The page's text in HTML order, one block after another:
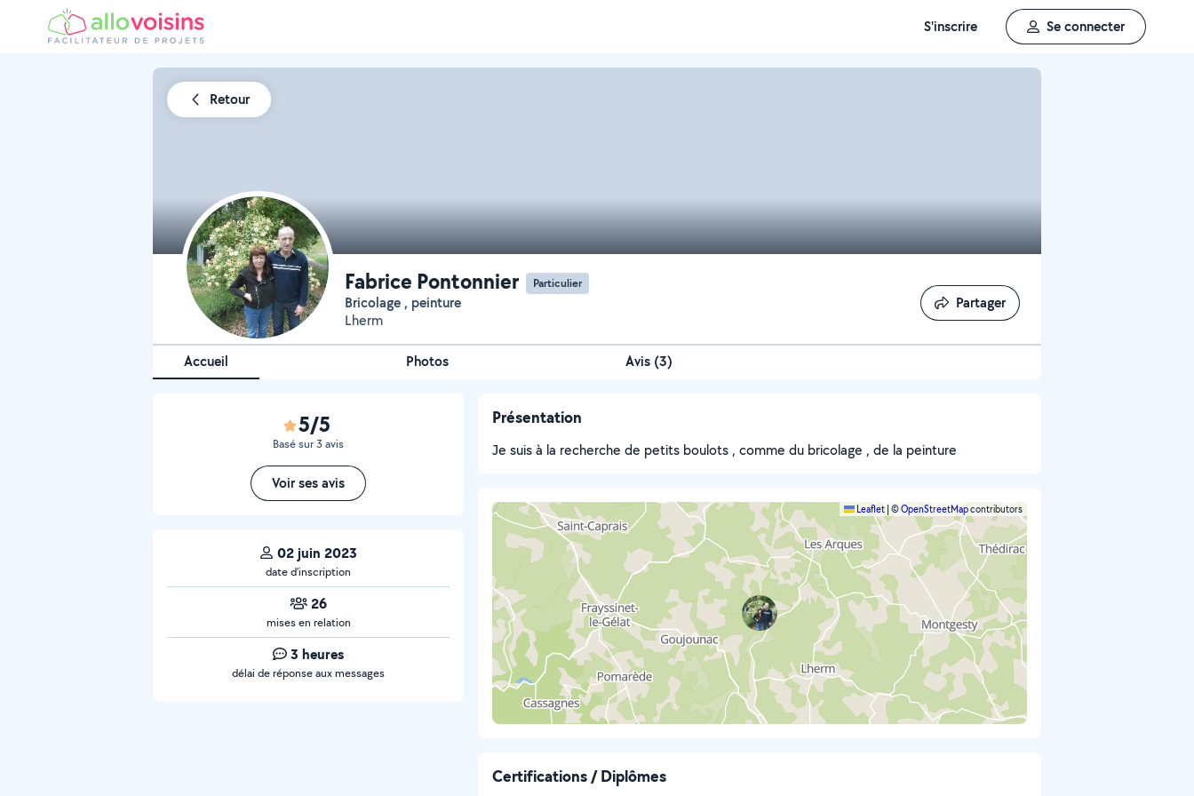
S'inscrire Se connecter
Retour
Fabrice Pontonnier Particulier
Bricolage , peinture
Lherm
Partager
Partager
Accueil Photos Avis (3)
5/5
Basé sur 3 avis
Voir ses avis
02 juin 2023
date d’inscription
26
mises en relation
3 heures
délai de réponse aux messages
Présentation
Je suis à la recherche de petits boulots , comme du bricolage , de la peinture
Leaflet ©OpenStreetMapcontributors
Certifications / Diplômes